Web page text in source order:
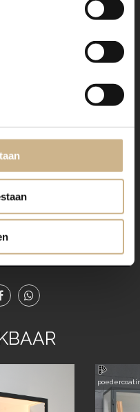
het visitekaartje van
en RAL-kleur
vrijblijvend een